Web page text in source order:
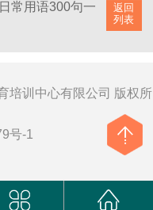
返回
列表
常用语300句一
培训中心有限公司 版权所
号-1